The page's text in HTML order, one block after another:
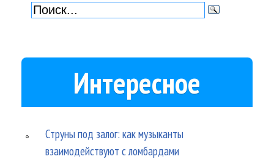
Интересное
Струны под залог: как музыканты
взаимодействуют с ломбардами